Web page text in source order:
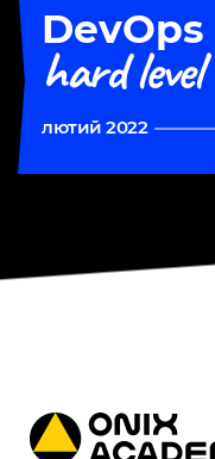
DevOps
hard level
лютий 2022